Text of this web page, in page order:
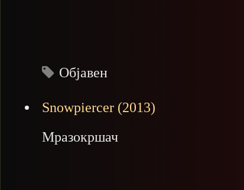
Објавен
Snowpiercer (2013)
Мразокршач